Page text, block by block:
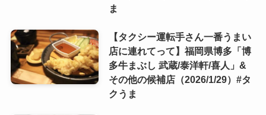
ま
【タクシー運転手さん一番うまい
店に連れてって】福岡県博多「博
多牛まぶし 武蔵/泰洋軒/喜人」&
その他の候補店（2026/1/29）#タ
クうま